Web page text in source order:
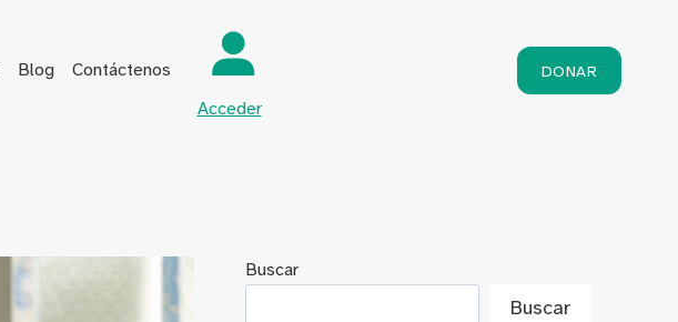
Blog
Contáctenos
Acceder
DONAR
Buscar
Buscar